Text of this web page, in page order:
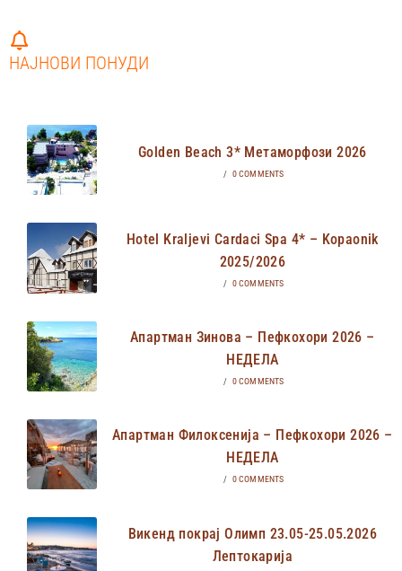
НАЈНОВИ ПОНУДИ
Golden Beach 3* Метаморфози 2026
/ 0 COMMENTS
Hotel Kraljevi Cardaci Spa 4* – Kopaonik
2025/2026
/ 0 COMMENTS
Апартман Зинова – Пефкохори 2026 –
НЕДЕЛА
/ 0 COMMENTS
Апартман Филоксенија – Пефкохори 2026 –
НЕДЕЛА
/ 0 COMMENTS
Викенд покрај Олимп 23.05-25.05.2026
Лептокарија